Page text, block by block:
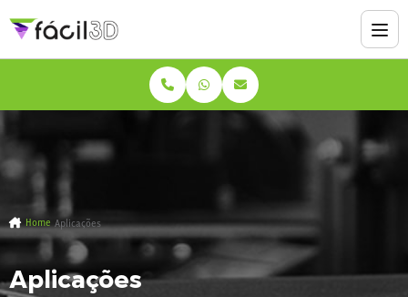
Home Aplicações
Aplicações